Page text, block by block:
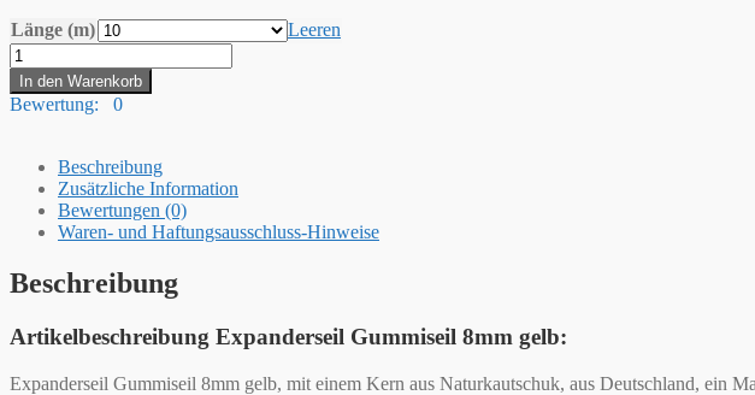
Länge (m)
Leeren
Hummelt®
Expanderseil
Gummiseil
8mm
Menge
In den Warenkorb
Bewertung: 0
Beschreibung
Zusätzliche Information
Bewertungen (0)
Waren- und Haftungsausschluss-Hinweise
Beschreibung
Artikelbeschreibung Expanderseil Gummiseil 8mm gelb:
Expanderseil Gummiseil 8mm gelb, mit einem Kern aus Naturkautschuk, aus Deutschland, ein